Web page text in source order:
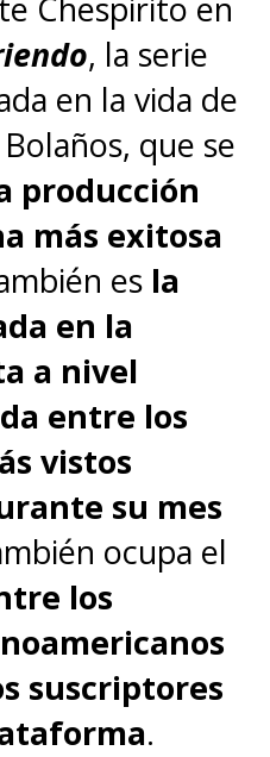
Chespirito en
, la serie
en la vida de
que se
producción
más exitosa
es la
en la
a nivel
entre los
vistos
su mes
ocupa el
los
suscriptores
.